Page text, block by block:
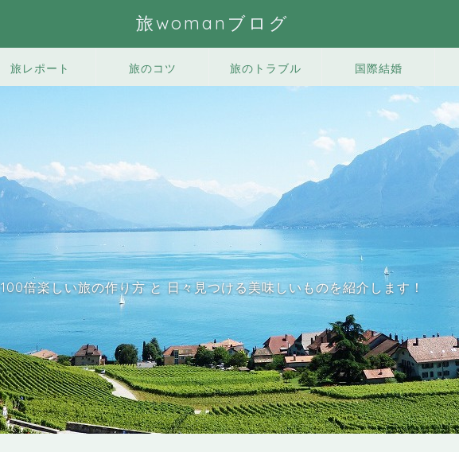
旅womanブログ
旅レポート 旅のコツ 旅のトラブル 国際結婚
100倍楽しい旅の作り方 と 日々見つける美味しいものを紹介します！